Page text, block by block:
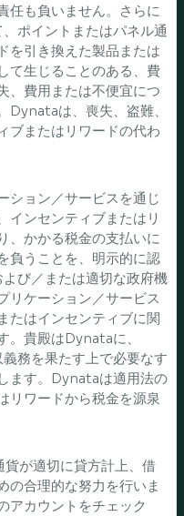
任も負いません。さらに
ポイントまたはパネル通
を引き換えた製品または
て生じることのある、費
、費用または不便宜につ
Dynataは、喪失、盗難、
ブまたはリワードの代わ
ション／サービスを通じ
インセンティブまたはリ
、かかる税金の支払いに
負うことを、明示的に認
び／または適切な政府機
リケーション／サービス
たはインセンティブに関
。貴殿はDynataに、
務を果たす上で必要なす
ます。Dynataは適用法の
リワードから税金を源泉
が適切に貸方計上、借
の合理的な努力を行いま
アカウントをチェック